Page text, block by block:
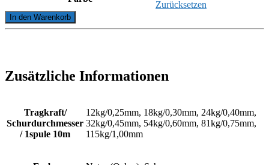
Zurücksetzen
KEVLAR
von
In den Warenkorb
Zusätzliche Informationen
Tragkraft/
Schurdurchmesser
/ 1spule 10m
12kg/0,25mm, 18kg/0,30mm, 24kg/0,40mm,
32kg/0,45mm, 54kg/0,60mm, 81kg/0,75mm,
115kg/1,00mm